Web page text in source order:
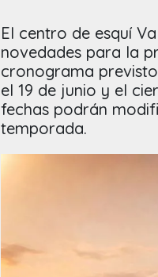
El centro de esquí
novedades para la
cronograma
el 19 de junio y el
fechas podrán
temporada.